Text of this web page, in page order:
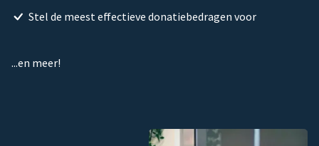
Stel de meest effectieve donatiebedragen voor
...en meer!